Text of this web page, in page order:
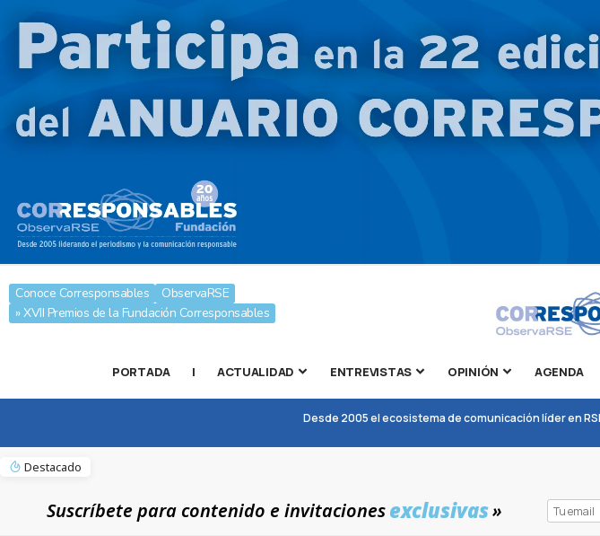
Conoce Corresponsables
ObservaRSE
» XVII Premios de la Fundación Corresponsables
PORTADA | ACTUALIDAD ENTREVISTAS OPINIÓN AGENDA
Desde 2005 el ecosistema de comunicación líder en
Destacado
Suscríbete para contenido e invitacionesexclusivas»